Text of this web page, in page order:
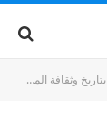
وثقافة المملكة